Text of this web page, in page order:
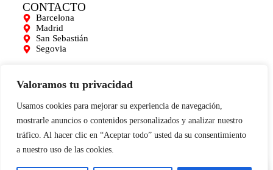
Valoramos tu privacidad
Usamos cookies para mejorar su experiencia de navegación,
mostrarle anuncios o contenidos personalizados y analizar nuestro
tráfico. Al hacer clic en “Aceptar todo” usted da su consentimiento
a nuestro uso de las cookies.
CONTACTO
Barcelona
Madrid
San Sebastián
Segovia
Mi cuenta
Para empresas
Limpieza de Patitos
Blog
INFORMACIÓN